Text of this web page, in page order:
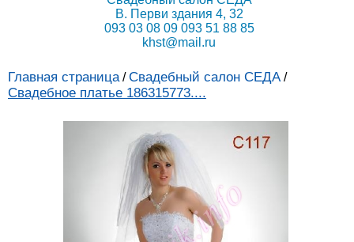
В. Перви здания 4, 32
093 03 08 09 093 51 88 85
khst@mail.ru
Главная страница /Свадебный салон СЕДА /
Свадебное платье 186315773....